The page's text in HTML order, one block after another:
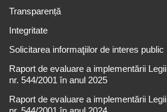
Transparență
Integritate
Solicitarea informaţiilor de interes public
Raport de evaluare a implementării Legii
nr. 544/2001 în anul 2025
Raport de evaluare a implementării Legii